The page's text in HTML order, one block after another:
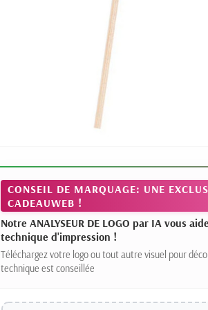
CONSEIL DE MARQUAGE: UNE
CADEAUWEB !
Notre ANALYSEUR DE LOGO par IA vous
technique d'impression !
Téléchargez votre logo ou tout autre visuel pour
technique est conseillée